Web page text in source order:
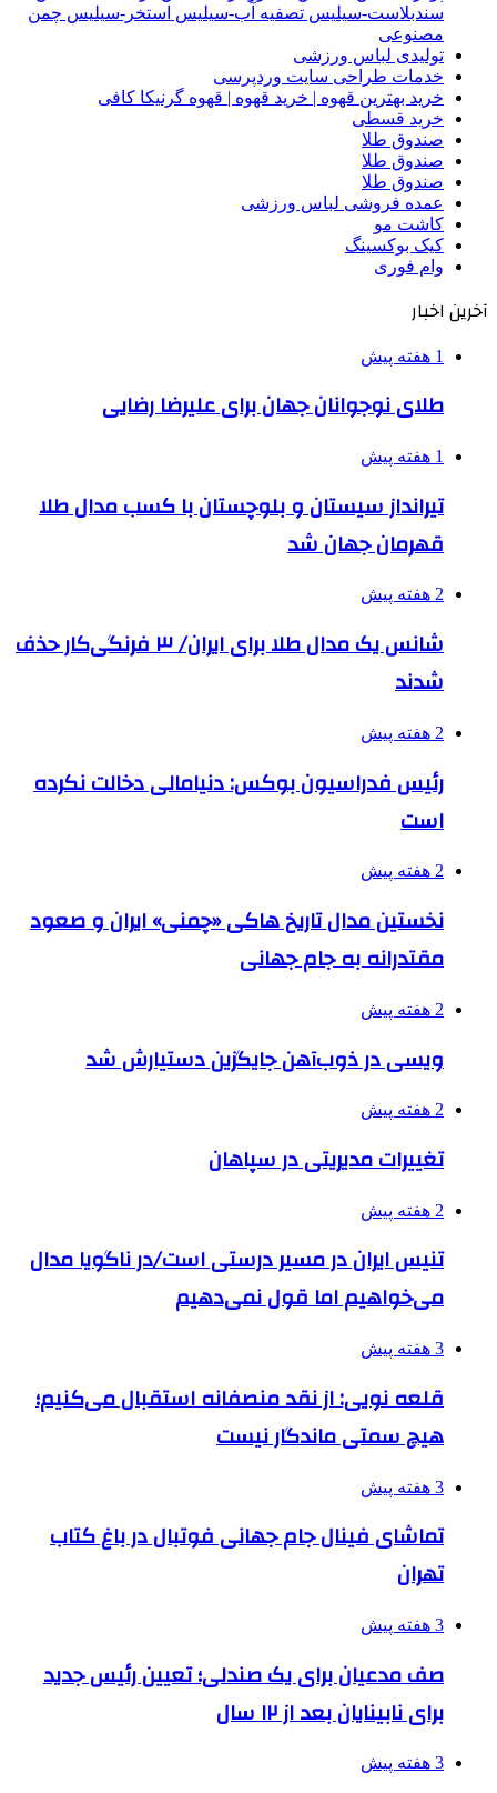
سندبلاست-سیلیس تصفیه آب-سیلیس استخر-سیلیس چمن
مصنوعی
تولیدی لباس ورزشی
خدمات طراحی سایت وردپرسی
خرید بهترین قهوه | خرید قهوه | قهوه گرنیکا کافی
خرید قسطی
صندوق طلا
صندوق طلا
صندوق طلا
عمده فروشی لباس ورزشی
کاشت مو
کیک بوکسینگ
وام فوری
آخرین اخبار
1 هفته پیش
طلای نوجوانان جهان برای علیرضا رضایی
1 هفته پیش
تیرانداز سیستان و بلوچستان با کسب مدال طلا
قهرمان جهان شد
2 هفته پیش
شانس یک مدال طلا برای ایران/ ۳ فرنگی‌کار حذف
شدند
2 هفته پیش
رئیس فدراسیون بوکس: دنیامالی دخالت نکرده
است
2 هفته پیش
نخستین مدال تاریخ هاکی «چمنی» ایران و صعود
مقتدرانه به جام جهانی
2 هفته پیش
ویسی در ذوب‌آهن جایگزین دستیارش شد
2 هفته پیش
تغییرات مدیریتی در سپاهان
2 هفته پیش
تنیس ایران در مسیر درستی است/در ناگویا مدال
می‌خواهیم اما قول نمی‌دهیم
3 هفته پیش
قلعه نویی: از نقد منصفانه استقبال می‌کنیم؛
هیچ سمتی ماندگار نیست
3 هفته پیش
تماشای فینال جام جهانی فوتبال در باغ کتاب
تهران
3 هفته پیش
صف مدعیان برای یک صندلی؛ تعیین رئیس جدید
برای نابینایان بعد از ۱۲ سال
3 هفته پیش